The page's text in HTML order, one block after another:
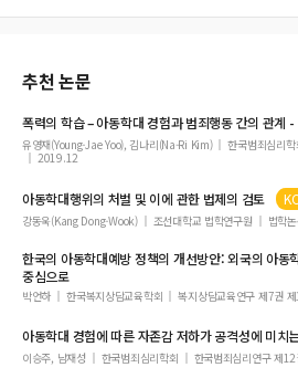
추천 논문
폭력의 학습 –아동학대경험과 범죄행동 간의 관계 -
유영재(Young-Jae Yoo), 김나리(Na-Ri Kim) 한국범죄심리학
2019.12
아동학대행위의 처벌 및 이에 관한 법제의 검토
강동욱(Kang Dong-Wook) 조선대학교 법학연구원 법학
한국의 아동학대예방 정책의 개선방안: 외국의아동
중심으로
박언하 한국복지상담교육학회 복지상담교육연구 제7권
아동학대 경험에 따른 자존감 저하가 공격성에 미치
이승주, 남재성 한국범죄심리학회 한국범죄심리연구 제